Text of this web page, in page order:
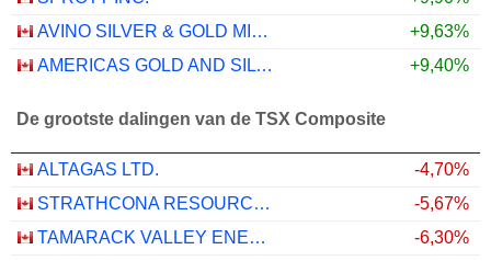
AVINO SILVER & GOLD MINES LTD.
+9,63%
AMERICAS GOLD AND SILVER CORPORATION
+9,40%
De grootste dalingen van de TSX Composite
ALTAGAS LTD.
-4,70%
STRATHCONA RESOURCES LTD.
-5,67%
TAMARACK VALLEY ENERGY LTD.
-6,30%